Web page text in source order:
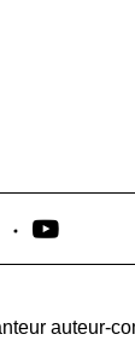
auteur-